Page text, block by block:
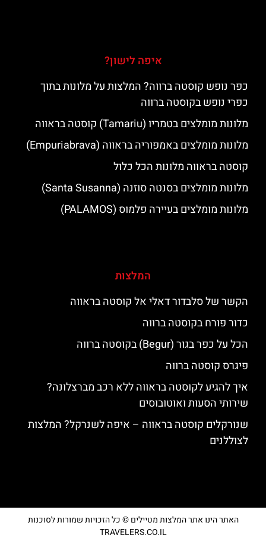
איפה לישון?
כפר נופש קוסטה ברווה? המלצות על מלונות בתוך
כפרי נופש בקוסטה ברווה
מלונות מומלצים בטמריו (Tamariu) קוסטה בראווה
מלונות מומלצים באמפוריה בראווה (Empuriabrava)
קוסטה בראווה מלונות הכל כלול
מלונות מומלצים בסנטה סוזנה (Santa Susanna)
מלונות מומלצים בעיירה פלמוס (PALAMOS)
המלצות
הקשר של סלבדור דאלי אל קוסטה בראווה
כדור פורח בקוסטה ברווה
הכל על כפר בגור (Begur) בקוסטה ברווה
פיגרס קוסטה ברווה
איך להגיע לקוסטה בראווה ללא רכב מברצלונה?
שירותי הסעות ואוטובוסים
שנורקלים קוסטה בראווה – איפה לשנרקל? המלצות
לצוללנים
האתר הינו אתר המלצות מטיילים © כל הזכויות שמורות לסוכנות